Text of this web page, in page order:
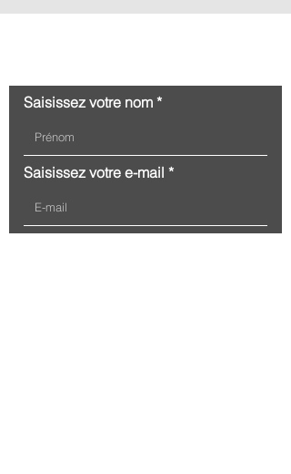
Saisissez votre nom
Saisissez votre e-mail